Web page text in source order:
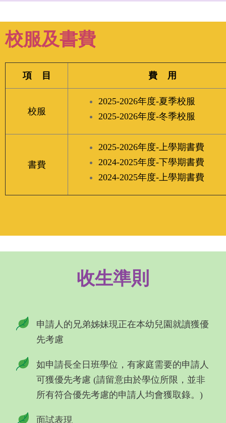
校服及書費
項 目 費 用
校服
2025-2026年度-夏季校服
2025-2026年度-冬季校服
書費
2025-2026年度-上學期書費
2024-2025年度-下學期書費
2024-2025年度-上學期書費
收生準則
申請人的兄弟姊妹現正在本幼兒園就讀獲優
先考慮
如申請長全日班學位，有家庭需要的申請人
可獲優先考慮 (請留意由於學位所限，並非
所有符合優先考慮的申請人均會獲取錄。)
面試表現